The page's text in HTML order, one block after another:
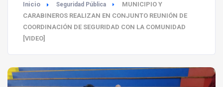
SEGURIDAD
SALUD
Inicio Seguridad Pública
MUNICIPIO Y
CARABINEROS REALIZAN EN CONJUNTO REUNIÓN DE
COORDINACIÓN DE SEGURIDAD CON LA COMUNIDAD
[VIDEO]